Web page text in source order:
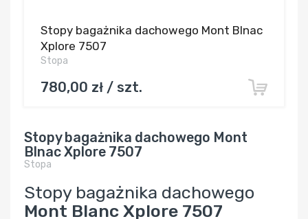
Stopy bagażnika dachowego Mont Blnac
Xplore 7507
Stopa
780,00 zł / szt.
Stopy bagażnika dachowego Mont
Blnac Xplore 7507
Stopa
Stopy bagażnika dachowego
Mont Blanc Xplore 7507